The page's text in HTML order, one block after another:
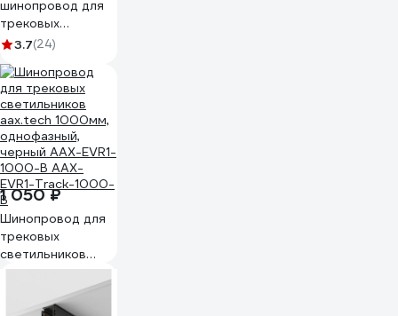
шинопровод для
трековых
светильников
токовод, заглушка,
крепление
CAB1003 10341
3.7(24)
1 050 ₽
Шинопровод для
трековых
светильников
aax.tech 1000мм,
однофазный,
черный AAX-EVR1-